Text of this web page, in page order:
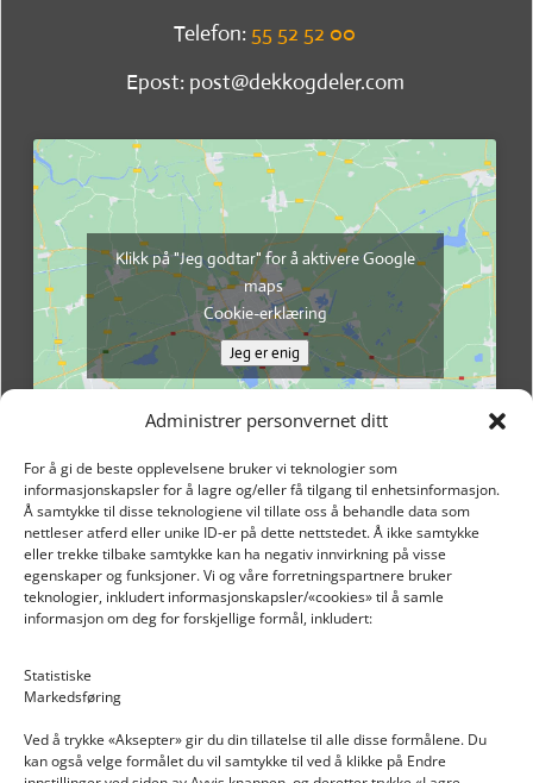
Administrer personvernet ditt
For å gi de beste opplevelsene bruker vi teknologier som
informasjonskapsler for å lagre og/eller få tilgang til enhetsinformasjon.
Å samtykke til disse teknologiene vil tillate oss å behandle data som
nettleser atferd eller unike ID-er på dette nettstedet. Å ikke samtykke
eller trekke tilbake samtykke kan ha negativ innvirkning på visse
egenskaper og funksjoner. Vi og våre forretningspartnere bruker
teknologier, inkludert informasjonskapsler/«cookies» til å samle
informasjon om deg for forskjellige formål, inkludert:
Statistiske
Markedsføring
Ved å trykke «Aksepter» gir du din tillatelse til alle disse formålene. Du
kan også velge formålet du vil samtykke til ved å klikke på Endre
Telefon: 55 52 52 00
Epost: post@dekkogdeler.com
Klikk på "Jeg godtar" for å aktivere Google
maps
Cookie-erklæring
Jeg er enig